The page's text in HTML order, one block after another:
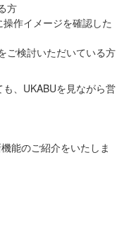
方
作イメージを確認した
ご検討いただいている方
、UKABUを見ながら営
能のご紹介をいたしま